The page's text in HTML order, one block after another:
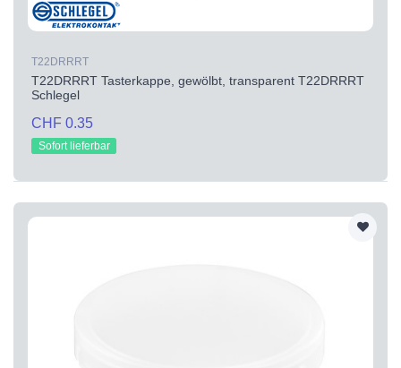
T22DRRRT
T22DRRRT Tasterkappe, gewölbt, transparent T22DRRRT
Schlegel
CHF 0.35
Sofort lieferbar